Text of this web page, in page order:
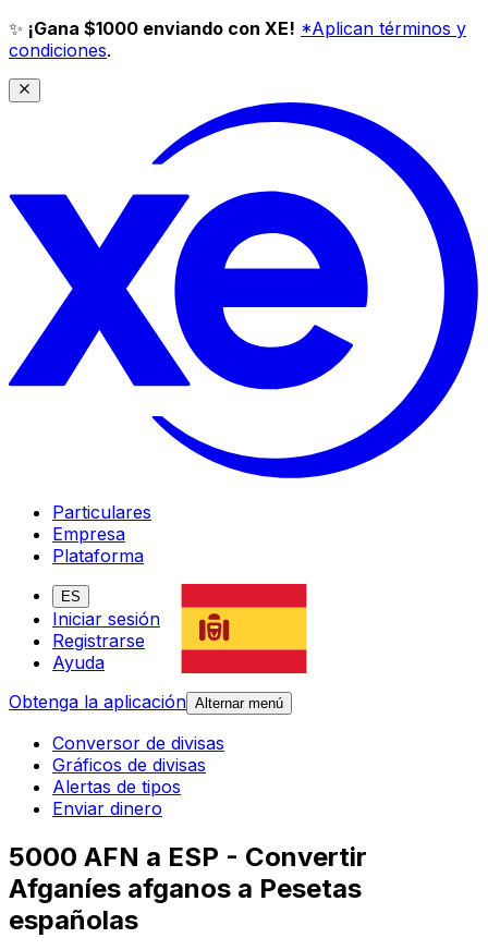
✨ ¡Gana $1000 enviando con XE! *Aplican términos y
condiciones.
Particulares
Empresa
Plataforma
ES
Iniciar sesión
Registrarse
Ayuda
Obtenga la aplicación Alternar menú
Conversor de divisas
Gráficos de divisas
Alertas de tipos
Enviar dinero
5000 AFN a ESP - Convertir
Afganíes afganos a Pesetas
españolas